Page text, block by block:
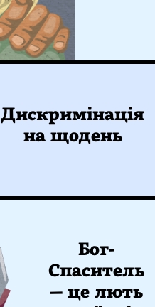
Дискримінація
на щодень
Бог-
Спаситель
— це лють